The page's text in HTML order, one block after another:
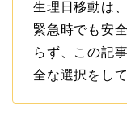
生理日移動は
緊急時でも安
らず、この記
全な選択をし